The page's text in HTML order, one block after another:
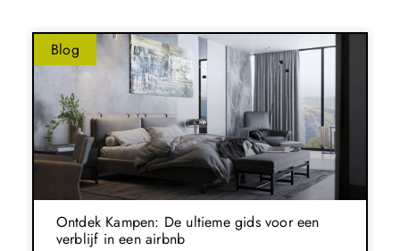
Blog
Ontdek Kampen: De ultieme gids voor een
verblijf in een airbnb